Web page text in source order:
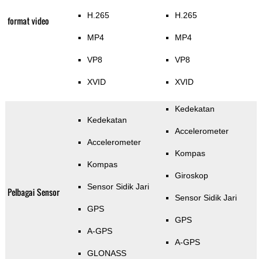
format video H.265
MP4
VP8
XVID
H.265
MP4
VP8
XVID
Pelbagai Sensor
Kedekatan
Accelerometer
Kompas
Sensor Sidik Jari
GPS
A-GPS
GLONASS
Kedekatan
Accelerometer
Kompas
Giroskop
Sensor Sidik Jari
GPS
A-GPS